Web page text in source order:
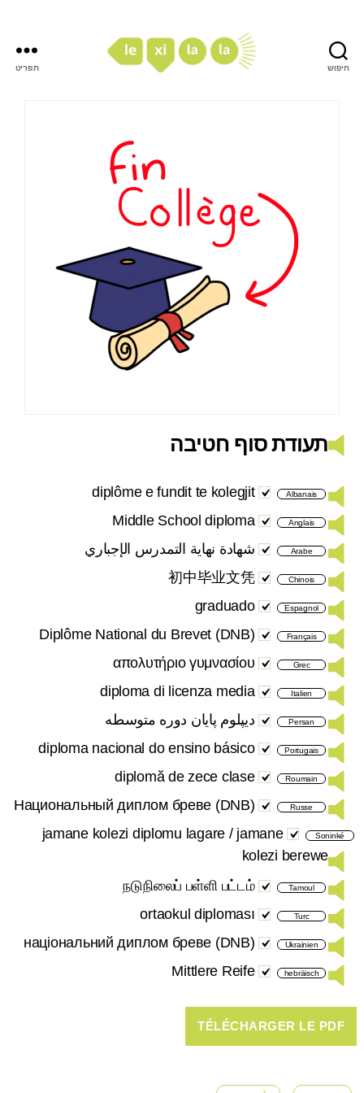
חיפוש תפריט
תעודת סוף חטיבה
Albanais
diplôme e fundit te kolegjit
Anglais
Middle School diploma
Arabe شهادة نهاية التمدرس الإجباري
Chinois
初中毕业文凭
Espagnol
graduado
Français
Diplôme National du Brevet (DNB)
Grec
απολυτήριο γυμνασίου
Italien
diploma di licenza media
Persan دیپلوم پایان دوره متوسطه
Portugais
diploma nacional do ensino básico
Roumain
diplomă de zece clase
Russe
Национальный диплом бреве (DNB)
Soninké
jamane kolezi diplomu lagare / jamane
kolezi berewe
Tamoul
நடுநிலைப் பள்ளி பட்டம்
Turc
ortaokul diploması
Ukrainien
національний диплом бреве (DNB)
hebräisch
Mittlere Reife